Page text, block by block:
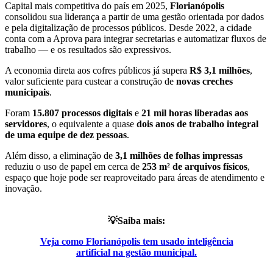
Capital mais competitiva do país em 2025, Florianópolis
consolidou sua liderança a partir de uma gestão orientada por dados
e pela digitalização de processos públicos. Desde 2022, a cidade
conta com a Aprova para integrar secretarias e automatizar fluxos de
trabalho — e os resultados são expressivos.
A economia direta aos cofres públicos já supera R$ 3,1 milhões,
valor suficiente para custear a construção de novas creches
municipais.
Foram 15.807 processos digitais e 21 mil horas liberadas aos
servidores, o equivalente a quase dois anos de trabalho integral
de uma equipe de dez pessoas.
Além disso, a eliminação de 3,1 milhões de folhas impressas
reduziu o uso de papel em cerca de 253 m² de arquivos físicos,
espaço que hoje pode ser reaproveitado para áreas de atendimento e
inovação.
💡Saiba mais:
Veja como Florianópolis tem usado inteligência
artificial na gestão municipal.